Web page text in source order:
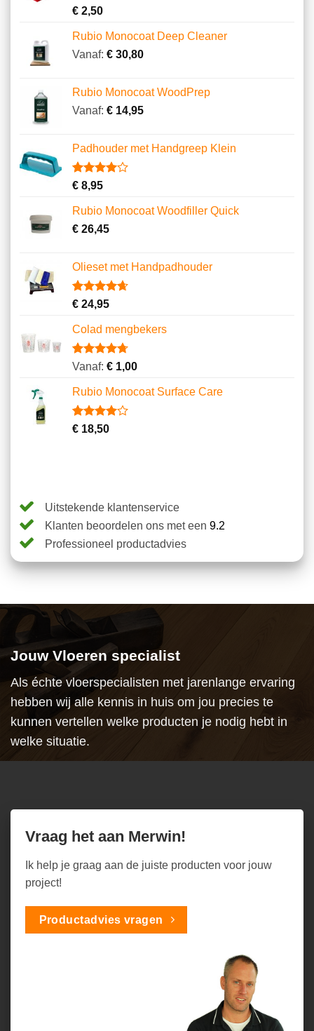
Gewaardeerd
5
gebaseerd
op
3
€2,50
Rubio Monocoat Deep Cleaner
Vanaf: €30,80
Rubio Monocoat WoodPrep
Vanaf: €14,95
Padhouder met Handgreep Klein
Gewaardeerd
5
gebaseerd
op
1
€8,95
Rubio Monocoat Woodfiller Quick
€26,45
Olieset met Handpadhouder
Gewaardeerd
gebaseerd
op
11
klantbeoordelingen
€24,95
Colad mengbekers
Gewaardeerd
gebaseerd
op
8
klantbeoordelingen
Vanaf: €1,00
Rubio Monocoat Surface Care
Gewaardeerd
2
€18,50
Uitstekende klantenservice
Klanten beoordelen ons met een 9.2
Professioneel productadvies
Jouw Vloeren specialist
Als échte vloerspecialisten met jarenlange ervaring
hebben wij alle kennis in huis om jou precies te
kunnen vertellen welke producten je nodig hebt in
welke situatie.
Vraag het aan Merwin!
Ik help je graag aan de juiste producten voor jouw
project!
Productadvies vragen